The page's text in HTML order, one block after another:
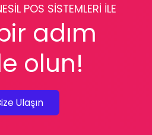
POS SİSTEMLERİ İLE
adım
olun!
Ulaşın